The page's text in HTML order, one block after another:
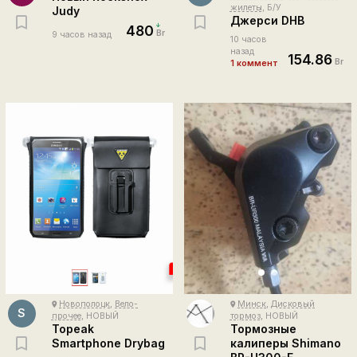
Judy
9 часов назад 480 Br
жилеты, Б/У
Джерси DHB
10 часов
назад
1 коммент
154.86 Br
S
place Новополоцк, Вело-
прочее, НОВЫЙ
Topeak
Smartphone Drybag
place Минск,Дисковый
тормоз, НОВЫЙ
Тормозные
калиперы Shimano